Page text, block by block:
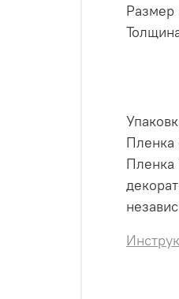
Размер
Пленка
Пленка